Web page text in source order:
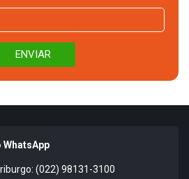
(022) 98131-3100